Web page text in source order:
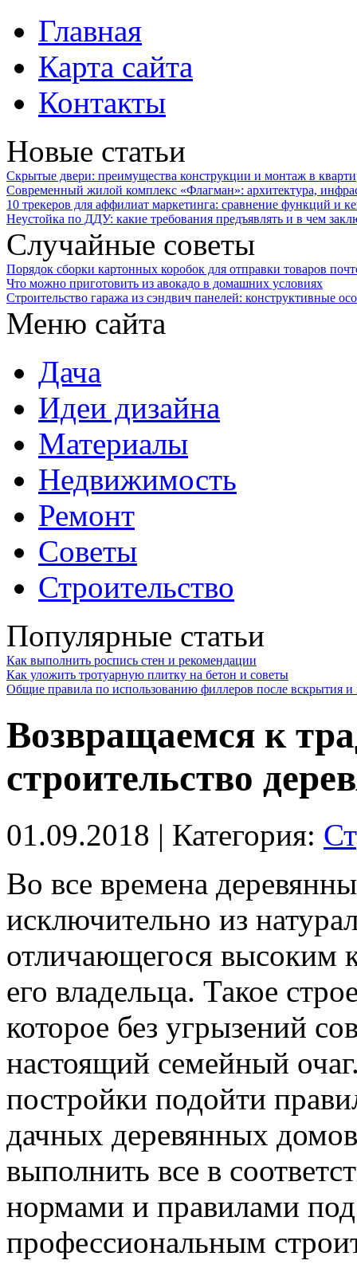
Главная
Карта сайта
Контакты
Новые статьи
Скрытые двери: преимущества конструкции и монтаж в
Современный жилой комплекс «Флагман»: архитектура,
10 трекеров для аффилиат маркетинга: сравнение функций и
Неустойка по ДДУ: какие требования предъявлять и в чем
Случайные советы
Порядок сборки картонных коробок для отправки товаров
Что можно приготовить из авокадо в домашних условиях
Строительство гаража из сэндвич панелей: конструктивные
Меню сайта
Дача
Идеи дизайна
Материалы
Недвижимость
Ремонт
Советы
Строительство
Популярные статьи
Как выполнить роспись стен и рекомендации
Как уложить тротуарную плитку на бетон и советы
Общие правила по использованию филлеров после вскрытия и
Возвращаемся к
строительство
01.09.2018 | Категория:
Во все времена
исключительно из
отличающегося высоким
его владельца. Такое
которое без угрызений
настоящий семейный
постройки подойти
дачных деревянных
выполнить все в
нормами и правилами под
профессиональным